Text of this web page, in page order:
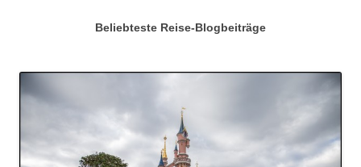
Beliebteste Reise-Blogbeiträge